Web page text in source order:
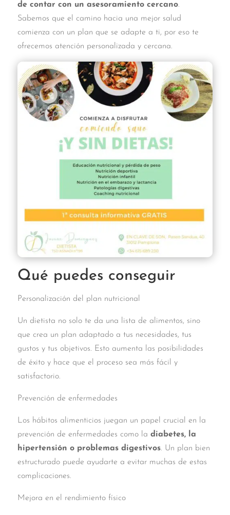
de contar con un asesoramiento cercano.
Sabemos que el camino hacia una mejor salud
comienza con un plan que se adapte a ti, por eso te
ofrecemos atención personalizada y cercana.
Qué puedes conseguir
Personalización del plan nutricional
Un dietista no solo te da una lista de alimentos, sino
que crea un plan adaptado a tus necesidades, tus
gustos y tus objetivos. Esto aumenta las posibilidades
de éxito y hace que el proceso sea más fácil y
satisfactorio.
Prevención de enfermedades
Los hábitos alimenticios juegan un papel crucial en la
prevención de enfermedades como la diabetes, la
hipertensión o problemas digestivos. Un plan bien
estructurado puede ayudarte a evitar muchas de estas
complicaciones.
Mejora en el rendimiento físico